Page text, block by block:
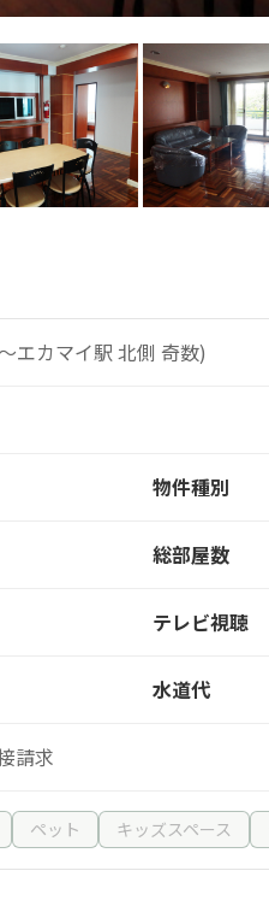
エカマイ駅 北側 奇数)
物件種別
総部屋数
テレビ視聴
水道代
請求
ペット キッズスペース